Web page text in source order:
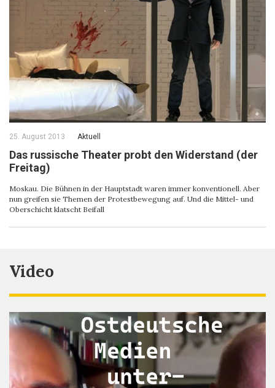
25. August 2013 Aktuell
Das russische Theater probt den Widerstand (der
Freitag)
Moskau. Die Bühnen in der Hauptstadt waren immer konventionell. Aber
nun greifen sie Themen der Protestbewegung auf. Und die Mittel- und
Oberschicht klatscht Beifall
Video